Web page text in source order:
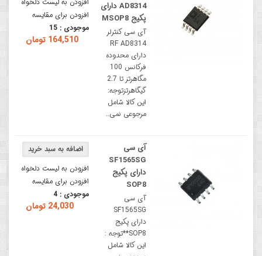
افزودن برای مقایسه
موجودی : 15
164,510 تومان
AD8314 دارای
پکیج MSOP8
آی سی کنترلر
RF AD8314
دارای محدوده
فرکانس 100
مگاهرتز تا 2.7
گیگاهرتزتوجه:
این کالا شامل
مرجوعی نمی..
افزودن به لیست دلخواه
افزودن برای مقایسه
موجودی : 4
24,030 تومان
آی سی
SF1565SG
دارای پکیج
SOP8
آی سی
SF1565SG
دارای پکیج
SOP8**توجه :
این کالا شامل